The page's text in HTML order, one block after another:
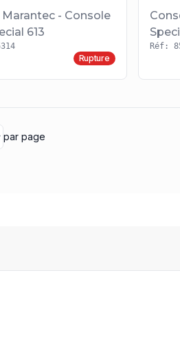
Marantec - Console
613
Rupture
Réf:
par page